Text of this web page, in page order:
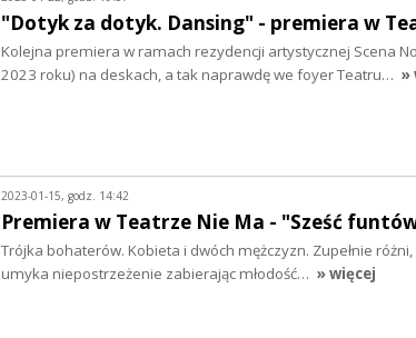
"Dotyk za dotyk. Dansing" - premiera w
Kolejna premiera w ramach rezydencji artystycznej Scena
2023 roku) na deskach, a tak naprawdę we foyer Teatru… »
2023-01-15, godz. 14:42
Premiera w Teatrze Nie Ma - "Sześć
Trójka bohaterów. Kobieta i dwóch mężczyzn. Zupełnie
umyka niepostrzeżenie zabierając młodość… » więcej